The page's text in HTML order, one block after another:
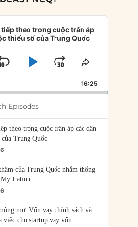
tiếp theo trong cuộc trấn áp
thiểu số của Trung Quốc
SKIP
BACKWARD
PLAYJUMP
FORWARD
SHARE
EPISODE
16:25
theo trong cuộc trấn áp các dân
của Trung Quốc
của Trung Quốc nhằm thống
Latinh
mơ: Vốn vay chính sách và
việc cho startup vay vốn